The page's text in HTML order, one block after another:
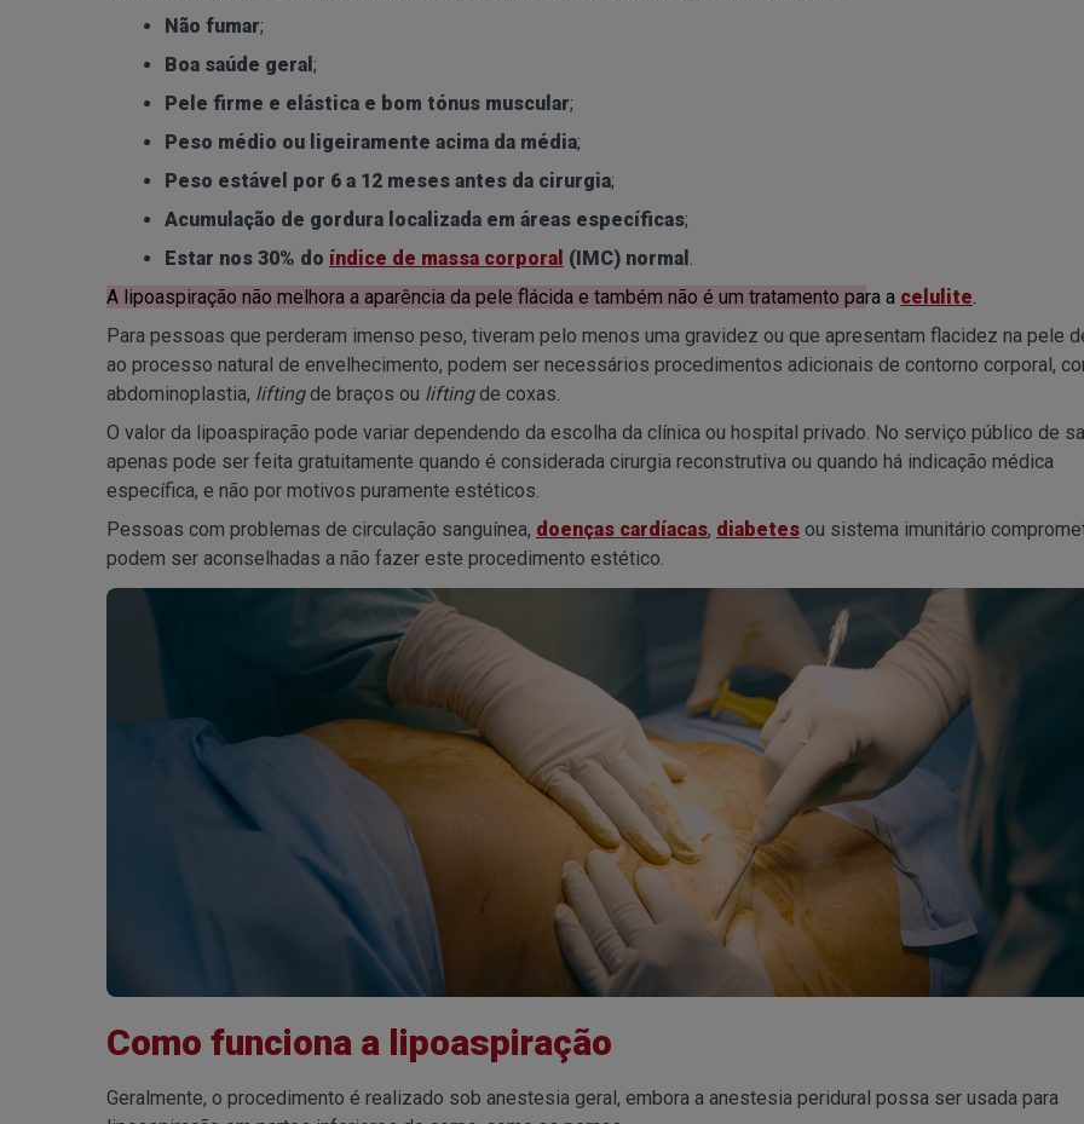
Não fumar;
Boa saúde geral ;
Pele firme e elástica e bom tónus muscular;
Peso médio ou ligeiramente acima da média;
Peso estável por 6 a 12 meses antes da cirurgia;
Acumulação de gordura localizada em áreas específicas;
Estar nos 30% do índice de massa corporal (IMC) normal .
A lipoaspiração não melhora a aparência da pele flácida e também não é um tratamento para a celulite.
Para pessoas que perderam imenso peso, tiveram pelo menos uma gravidez ou que apresentam flacidez na pele
ao processo natural de envelhecimento, podem ser necessários procedimentos adicionais de contorno corporal,
abdominoplastia, liftingde braços ou liftingde coxas.
O valor da lipoaspiração pode variar dependendo da escolha da clínica ou hospital privado. No serviço público de
apenas pode ser feita gratuitamente quando é considerada cirurgia reconstrutiva ou quando há indicação médica
específica, e não por motivos puramente estéticos.
Pessoas com problemas de circulação sanguínea, doenças cardíacas, diabetes ou sistema imunitário
podem ser aconselhadas a não fazer este procedimento estético.
Como funciona a lipoaspiração
Geralmente, o procedimento é realizado sob anestesia geral, embora a anestesia peridural possa ser usada para